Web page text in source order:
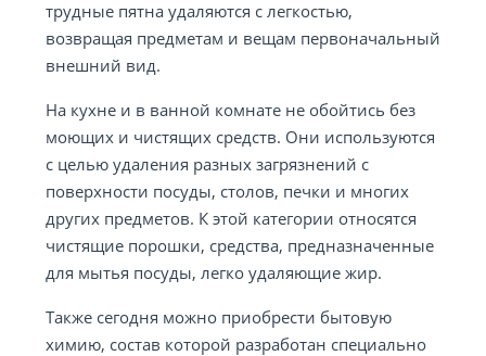
трудные пятна удаляются с легкостью,
возвращая предметам и вещам первоначальный
внешний вид.
На кухне и в ванной комнате не обойтись без
моющих и чистящих средств. Они используются
с целью удаления разных загрязнений с
поверхности посуды, столов, печки и многих
других предметов. К этой категории относятся
чистящие порошки, средства, предназначенные
для мытья посуды, легко удаляющие жир.
Также сегодня можно приобрести бытовую
химию, состав которой разработан специально